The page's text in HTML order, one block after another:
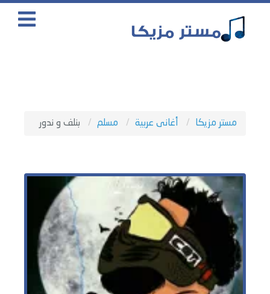
مستر مزيكا أغانى عربية مسلم بنلف و ندور